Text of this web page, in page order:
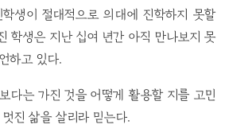
학생이 절대적으로 의대에 진학하지 못할
학생은 지난 십여 년간 아직 만나보지 못
하고 있다.
다는 가진 것을 어떻게 활용할 지를 고민
진 삶을 살리라 믿는다.